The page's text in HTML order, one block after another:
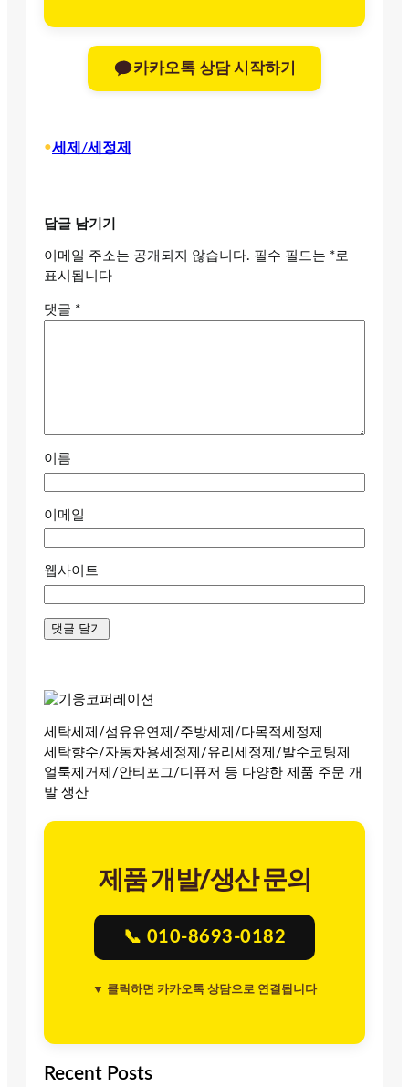
카카오톡 상담 시작하기
•세제/세정제
답글 남기기
이메일 주소는 공개되지 않습니다. 필수 필드는 *로
표시됩니다
댓글 *
이름
이메일
웹사이트
세탁세제/섬유유연제/주방세제/다목적세정제
세탁향수/자동차용세정제/유리세정제/발수코팅제
얼룩제거제/안티포그/디퓨저 등 다양한 제품 주문 개
발 생산
제품 개발/생산 문의
📞 010-8693-0182
▼ 클릭하면 카카오톡 상담으로 연결됩니다
Recent Posts